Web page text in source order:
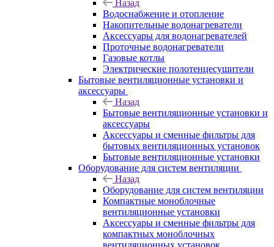
Назад
Водоснабжение и отопление
Накопительные водонагреватели
Аксессуары для водонагревателей
Проточные водонагреватели
Газовые котлы
Электрические полотенцесушители
Бытовые вентиляционные установки и
аксессуары
Назад
Бытовые вентиляционные установки и
аксессуары
Аксессуары и сменные фильтры для
бытовых вентиляционных установок
Бытовые вентиляционные установки
Оборудование для систем вентиляции
Назад
Оборудование для систем вентиляции
Компактные моноблочные
вентиляционные установки
Аксессуары и сменные фильтры для
компактных моноблочных
вентиляционных установок